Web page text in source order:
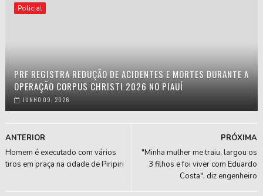
Policial
PRF REGISTRA REDUÇÃO DE ACIDENTES E MORTES DURANTE A
OPERAÇÃO CORPUS CHRISTI 2026 NO PIAUÍ
JUNHO 09, 2026
PRÓXIMA
"Minha mulher me traiu, largou os
3 filhos e foi viver com Eduardo
Costa", diz engenheiro
ANTERIOR
Homem é executado com vários
tiros em praça na cidade de Piripiri